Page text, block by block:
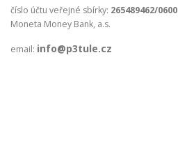
číslo účtu veřejné sbírky: 265489462/0600
Moneta Money Bank, a.s.
email: info@p3tule.cz